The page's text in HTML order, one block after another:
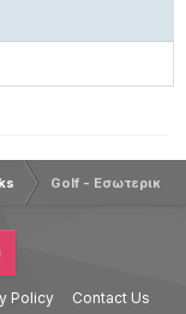
Golf - Εσωτερική
Policy
Contact Us